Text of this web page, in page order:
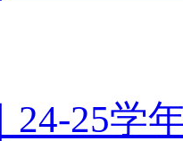
24-25学